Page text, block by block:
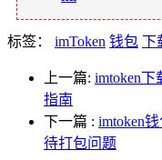
标签： imToken 钱包 下
上一篇: imtoken下
指南
下一篇 : imtoken
待打包问题